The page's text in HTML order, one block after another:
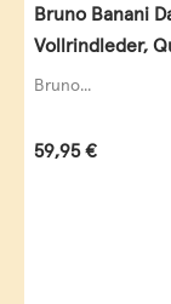
Bruno Banani
Vollrindleder,
Bruno...
Regulärer Preis:
59,95 €